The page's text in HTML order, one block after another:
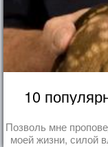
10
Позволь мне
моей жизни, силой